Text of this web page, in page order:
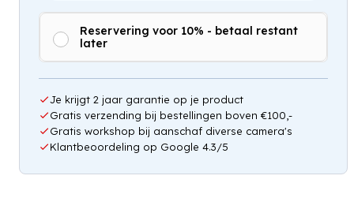
Reservering voor 10% - betaal restant
later
Je krijgt 2 jaar garantie op je product
Gratis verzending bij bestellingen boven €100,-
Gratis workshop bij aanschaf diverse camera's
Klantbeoordeling op Google 4.3/5